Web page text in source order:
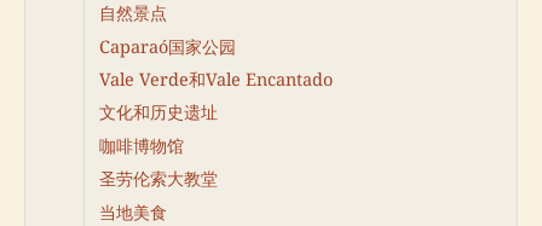
自然景点
Caparaó国家公园
Vale Verde和Vale Encantado
文化和历史遗址
咖啡博物馆
圣劳伦索大教堂
当地美食